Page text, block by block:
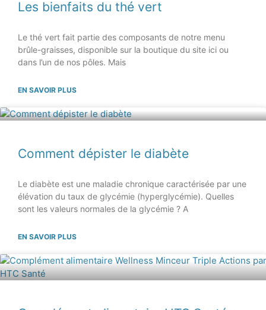
Les bienfaits du thé vert
Le thé vert fait partie des composants de notre menu
brûle-graisses, disponible sur la boutique du site ici ou
dans l’un de nos pôles. Mais
EN SAVOIR PLUS
Comment dépister le diabète
Le diabète est une maladie chronique caractérisée par une
élévation du taux de glycémie (hyperglycémie). Quelles
sont les valeurs normales de la glycémie ? A
EN SAVOIR PLUS